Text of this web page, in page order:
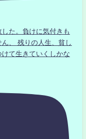
た。負けに気付きも
、 残りの人生、貧し
て生きていくしかな